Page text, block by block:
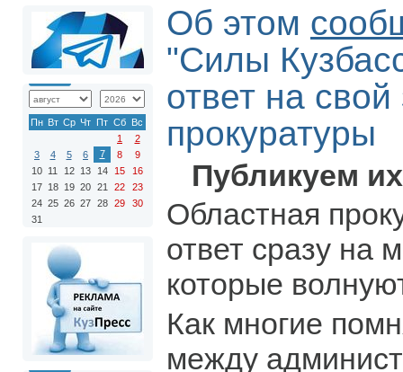
Пн Вт Ср Чт Пт Сб Вс
1
2
3
4 5 6 7 8
9
10 11 12 13 14 15
16
17 18 19 20 21 22
23
24 25 26 27 28 29
30
31
Об этом
"Силы
ответ на свой
прокуратуры
Публикуем
Областная
ответ сразу на
которые
Как многие
между